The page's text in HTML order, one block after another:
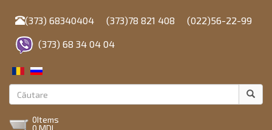
principal
(373) 68340404 (373)78 821 408 (022)56-22-99
(373) 68 34 04 04
Formular
de 0Items